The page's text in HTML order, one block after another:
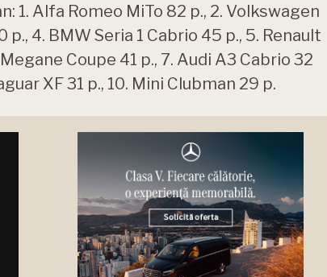
1. Alfa Romeo MiTo 82 p., 2. Volkswagen
p., 4. BMW Seria 1 Cabrio 45 p., 5. Renault
Coupe 41 p., 7. Audi A3 Cabrio 32
XF 31 p., 10. Mini Clubman 29 p.